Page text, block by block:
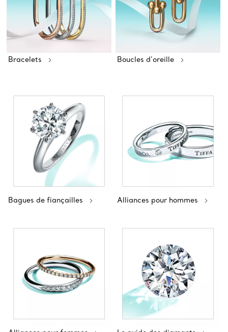
Bracelets Boucles d’oreille
Bagues de fiançailles Alliances pour hommes